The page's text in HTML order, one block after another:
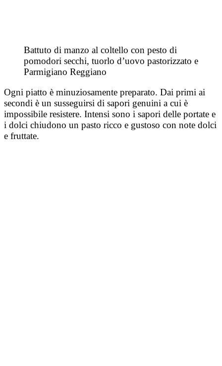
Battuto di manzo al coltello con pesto di
pomodori secchi, tuorlo d’uovo pastorizzato e
Parmigiano Reggiano
Ogni piatto è minuziosamente preparato. Dai primi ai
secondi è un susseguirsi di sapori genuini a cui è
impossibile resistere. Intensi sono i sapori delle portate e
i dolci chiudono un pasto ricco e gustoso con note dolci
e fruttate.